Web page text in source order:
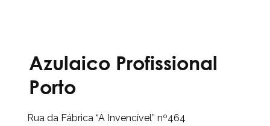
Azulaico Profissional
Porto
Rua da Fábrica “A Invencível” nº464